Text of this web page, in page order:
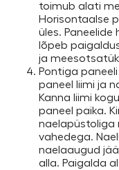
toimub alati
Horisontaalse
üles. Paneelide
lõpeb
ja
Pontiga
paneel liimi ja
Kanna liimi
paneel paika.
naelapüstoliga
vahedega.
naelaaugud
alla. Paigalda